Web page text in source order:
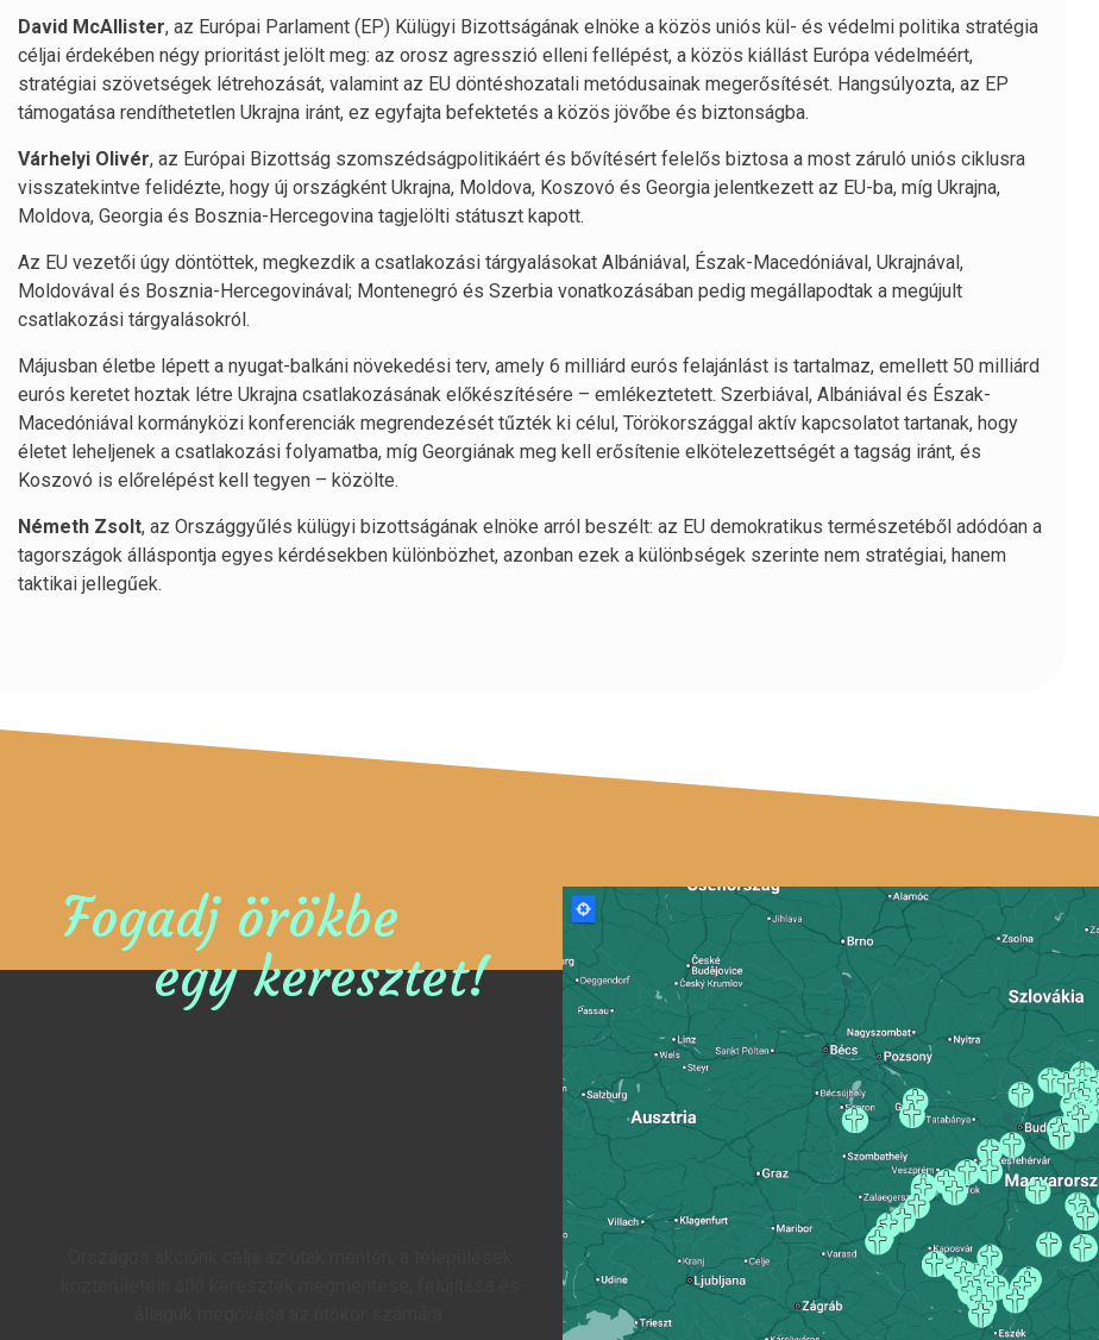
David McAllister, az Európai Parlament (EP) Külügyi Bizottságának elnöke a közös uniós kül- és védelmi politika stratégia
céljai érdekében négy prioritást jelölt meg: az orosz agresszió elleni fellépést, a közös kiállást Európa védelméért,
stratégiai szövetségek létrehozását, valamint az EU döntéshozatali metódusainak megerősítését. Hangsúlyozta, az EP
támogatása rendíthetetlen Ukrajna iránt, ez egyfajta befektetés a közös jövőbe és biztonságba.
Várhelyi Olivér, az Európai Bizottság szomszédságpolitikáért és bővítésért felelős biztosa a most záruló uniós ciklusra
visszatekintve felidézte, hogy új országként Ukrajna, Moldova, Koszovó és Georgia jelentkezett az EU-ba, míg Ukrajna,
Moldova, Georgia és Bosznia-Hercegovina tagjelölti státuszt kapott.
Az EU vezetői úgy döntöttek, megkezdik a csatlakozási tárgyalásokat Albániával, Észak-Macedóniával, Ukrajnával,
Moldovával és Bosznia-Hercegovinával; Montenegró és Szerbia vonatkozásában pedig megállapodtak a megújult
csatlakozási tárgyalásokról.
Májusban életbe lépett a nyugat-balkáni növekedési terv, amely 6 milliárd eurós felajánlást is tartalmaz, emellett 50 milliárd
eurós keretet hoztak létre Ukrajna csatlakozásának előkészítésére – emlékeztetett. Szerbiával, Albániával és Észak-
Macedóniával kormányközi konferenciák megrendezését tűzték ki célul, Törökországgal aktív kapcsolatot tartanak, hogy
életet leheljenek a csatlakozási folyamatba, míg Georgiának meg kell erősítenie elkötelezettségét a tagság iránt, és
Koszovó is előrelépést kell tegyen – közölte.
Németh Zsolt, az Országgyűlés külügyi bizottságának elnöke arról beszélt: az EU demokratikus természetéből adódóan a
tagországok álláspontja egyes kérdésekben különbözhet, azonban ezek a különbségek szerinte nem stratégiai, hanem
taktikai jellegűek.
Fogadj örökbe
egy keresztet!